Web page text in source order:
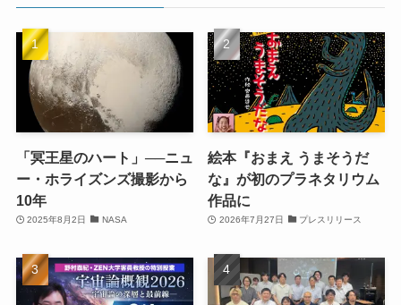
「冥王星のハート」──ニュ
ー・ホライズンズ撮影から
10年
2025年8月2日 NASA
絵本『おまえ うまそうだ
な』が初のプラネタリウム
作品に
2026年7月27日 プレスリリース